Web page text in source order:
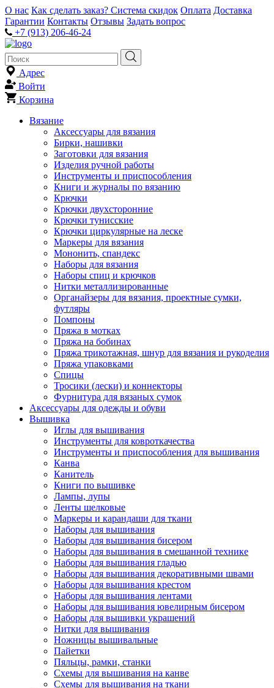
О нас Как сделать заказ? Система скидок Оплата Доставка
Гарантии Контакты Отзывы Задать вопрос
+7 (913) 206-46-24
Адрес
Войти
Корзина
Вязание
Аксессуары для вязания
Бирки, нашивки
Заготовки для вязания
Изделия ручной работы
Инструменты и приспособления
Книги и журналы по вязанию
Крючки
Крючки двухсторонние
Крючки тунисские
Крючки циркулярные на леске
Маркеры для вязания
Мононить, спандекс
Наборы для вязания
Наборы спиц и крючков
Нитки металлизированные
Органайзеры для вязания, проектные сумки,
футляры
Помпоны
Пряжа в мотках
Пряжа на бобинах
Пряжа трикотажная, шнур для вязания и рукоделия
Пряжа упаковками
Спицы
Тросики (лески) и коннекторы
Фурнитура для вязаных сумок
Аксессуары для одежды и обуви
Вышивка
Иглы для вышивания
Инструменты для ковроткачества
Инструменты и приспособления для вышивания
Канва
Канитель
Книги по вышивке
Лампы, лупы
Ленты шелковые
Маркеры и карандаши для ткани
Наборы для вышивания
Наборы для вышивания бисером
Наборы для вышивания в смешанной технике
Наборы для вышивания гладью
Наборы для вышивания декоративными швами
Наборы для вышивания крестом
Наборы для вышивания лентами
Наборы для вышивания ювелирным бисером
Наборы для вышивки украшений
Нитки для вышивания
Ножницы вышивальные
Пайетки
Пяльцы, рамки, станки
Схемы для вышивания на канве
Схемы для вышивания на ткани